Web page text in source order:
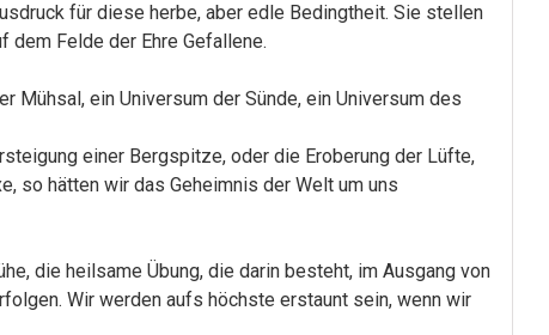
für diese herbe, aber edle Bedingtheit. Sie stellen
dem Felde der Ehre Gefallene.
Mühsal, ein Universum der Sünde, ein Universum des
einer Bergspitze, oder die Eroberung der Lüfte,
so hätten wir das Geheimnis der Welt um uns
die heilsame Übung, die darin besteht, im Ausgang von
Wir werden aufs höchste erstaunt sein, wenn wir